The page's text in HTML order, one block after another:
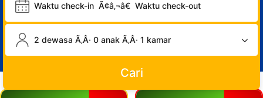
Waktu check-in Ã¢â‚¬â€ Waktu check-out
2 dewasa Ã‚Â· 0 anak Ã‚Â· 1 kamar
Cari